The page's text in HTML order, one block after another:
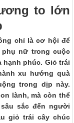
to lớn
chỉ là cơ hội để
nữ trong cuộc
hạnh phúc. Giỏ trái
xu hướng quà
trong dịp này.
lành, mà còn thể
sắc đến người
giỏ trái cây chúc